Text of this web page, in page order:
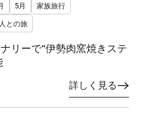
5月
家族旅行
との旅
リーで“伊勢肉窯焼きステ
詳しく見る